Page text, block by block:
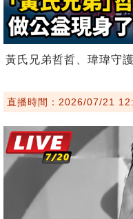
黃氏兄弟哲哲、瑋瑋守
直播時間：2026/07/21